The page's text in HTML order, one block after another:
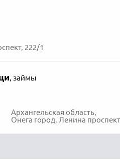
222/1
, займы
Архангельская область,
Онега город, Ленина